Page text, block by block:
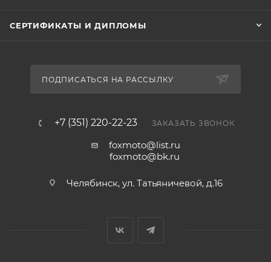
СЕРТИФИКАТЫ И ДИПЛОМЫ
ПОДПИСАТЬСЯ НА РАССЫЛКУ
+7 (351) 220-22-23 ЗАКАЗАТЬ ЗВОНОК
foxmoto@list.ru
foxmoto@bk.ru
Челябинск, ул. Татьяничевой, д.16